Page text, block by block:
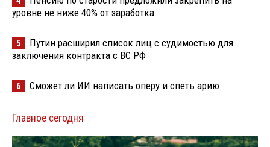
уровне не ниже 40% от заработка
5
Путин расширил список лиц с судимостью для
заключения контракта с ВС РФ
6 Сможет ли ИИ написать оперу и спеть арию
Главное сегодня